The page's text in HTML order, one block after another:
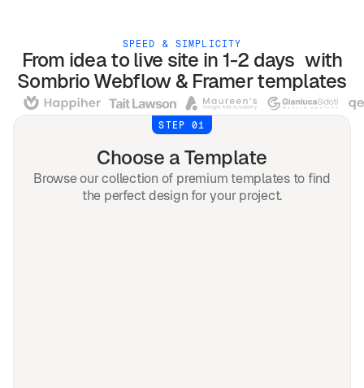
SPEED & SIMPLICITY
From idea to live site in 1-2 days with
SombrioWebflow & Framertemplates
STEP 01
Choose a Template
Browse our collection of premium templates to find
the perfect design for your project.